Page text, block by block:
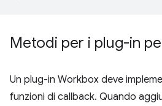
Metodi per i plug-in
Un plug-in Workbox deve
funzioni di callback. Quando